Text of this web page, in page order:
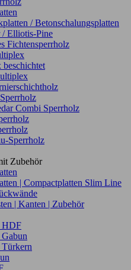
/ Betonschalungsplatten
/ Elliotis-Pine
Fichtensperrholz
Combi Sperrholz
Sperrholz
Zubehör
| Compactplatten Slim Line
| Kanten | Zubehör
HDF
Gabun
Türkern